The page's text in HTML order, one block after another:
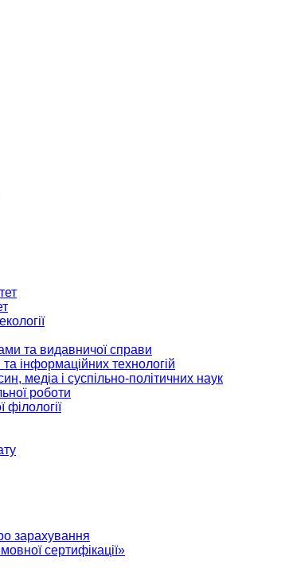
та видавничої справи
інформаційних технологій
медіа і суспільно-політичних наук
роботи
зарахування
сертифікації»